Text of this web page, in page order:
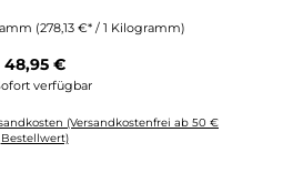
(278,13 €* / 1 Kilogramm)
Regulärer Preis:
48,95 €
verfügbar
(Versandkostenfrei ab 50 €
Bestellwert)